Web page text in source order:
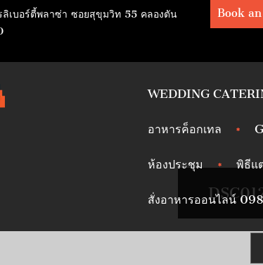
บอร์ตี้พลาซ่า ซอยสุขุมวิท 55 คลองตัน
Book
WEDDING
อาหารค็อกเทล
ห้องประชุม พิธีแ
สั่งอาหารออนไลน์